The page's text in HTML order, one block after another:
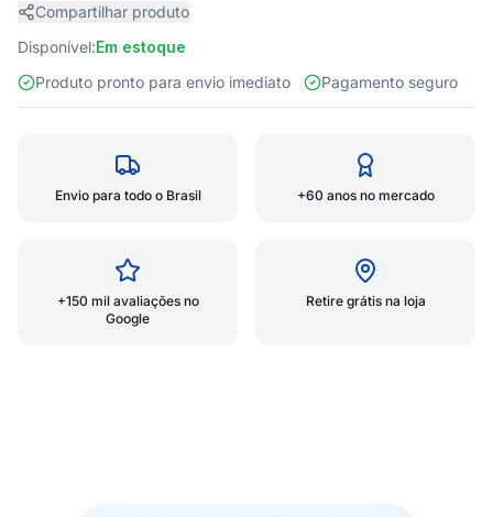
Compartilhar produto
Disponível:Em estoque
Produto pronto para envio imediato
Pagamento seguro
Envio para todo o Brasil +60 anos no mercado
+150 mil avaliações no
Google
Retire grátis na loja